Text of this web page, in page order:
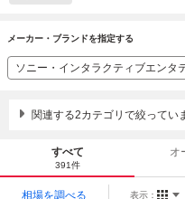
メーカー・ブランドを指定する
ソニー・インタラクティブエンタ
関連する2カテゴリで絞ってい
すべて
391件
オ
相場を調べる 表示：